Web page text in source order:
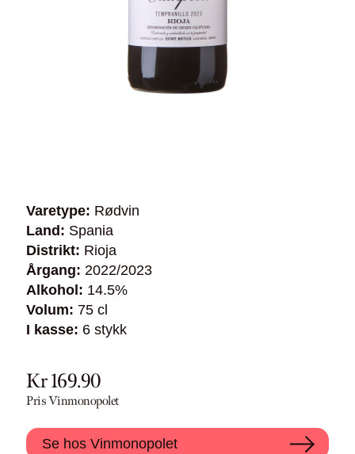
Varetype: Rødvin
Land: Spania
Distrikt: Rioja
Årgang: 2022/2023
Alkohol: 14.5%
Volum: 75 cl
I kasse: 6 stykk
Kr 169.90
Pris Vinmonopolet
Se hos Vinmonopolet